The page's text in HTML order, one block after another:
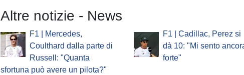
Altre notizie - News
F1 | Mercedes,
Coulthard dalla parte di
Russell: "Quanta
sfortuna può avere un pilota?"
F1 | Cadillac, Perez si
dà 10: "Mi sento
forte"